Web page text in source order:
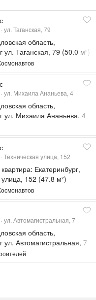
ул. Таганская, 79
область,
ул. Таганская, 79 (50.0 м²)
ул. Михаила Ананьева, 4
область,
ул. Михаила Ананьева, 4
Техническая улица, 152
Екатеринбург,
152 (47.8 м²)
ул. Автомагистральная, 7
область,
ул. Автомагистральная, 7